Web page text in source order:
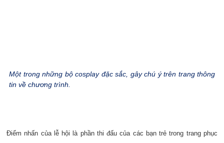
Một trong những bộ cosplay đặc sắc, gây chú ý trên trang thông
tin về chương trình.
Điểm nhấn của lễ hội là phần thi đấu của các bạn trẻ trong trang phục